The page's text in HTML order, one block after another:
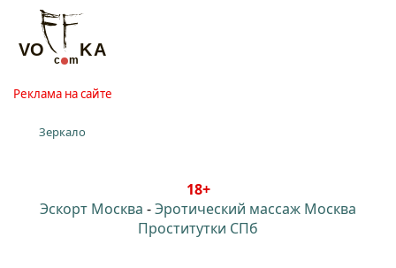
Реклама на сайте
Зеркало
18+
Эскорт Москва -Эротический массаж Москва
Проститутки СПб